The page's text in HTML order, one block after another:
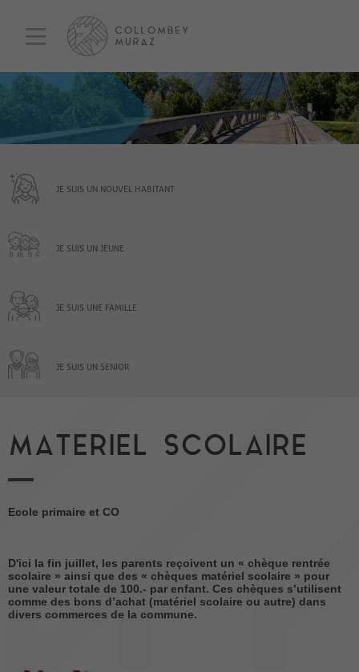
JE SUIS UN NOUVEL HABITANT
JE SUIS UN JEUNE
JE SUIS UNE FAMILLE
JE SUIS UN SENIOR
MATERIEL SCOLAIRE
Ecole primaire et CO
D'ici la fin juillet, les parents reçoivent un « chèque rentrée
scolaire » ainsi que des « chèques matériel scolaire » pour
une valeur totale de 100.- par enfant. Ces chèques s’utilisent
comme des bons d’achat (matériel scolaire ou autre) dans
divers commerces de la commune.